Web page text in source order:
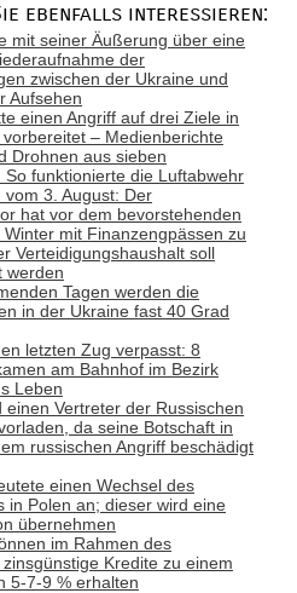
ebenfalls interessieren:
mit seiner Äußerung über eine
der
zwischen der Ukraine und
Aufsehen
einen Angriff auf drei Ziele in
– Medienberichte
Drohnen aus sieben
So funktionierte die Luftabwehr
vom 3. August: Der
hat vor dem bevorstehenden
mit Finanzengpässen zu
Verteidigungshaushalt soll
werden
Tagen werden die
in der Ukraine fast 40 Grad
letzten Zug verpasst: 8
am Bahnhof im Bezirk
Leben
einen Vertreter der Russischen
da seine Botschaft in
russischen Angriff beschädigt
einen Wechsel des
in Polen an; dieser wird eine
übernehmen
im Rahmen des
Kredite zu einem
5-7-9 % erhalten